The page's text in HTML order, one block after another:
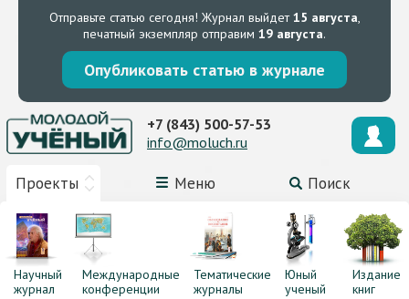
Отправьте статью сегодня! Журнал выйдет15 августа,
печатный экземпляр отправим 19 августа.
Опубликовать статью в журнале
Проекты Меню Поиск
+7 (843) 500-57-53
info@moluch.ru
Научный
журнал
Международные
конференции
Тематические
журналы
Юный
ученый
Издание
книг